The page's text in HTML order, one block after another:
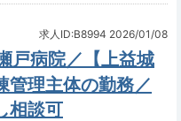
求人ID:B8994 2026/01/08
戸病院／【上益城
管理主体の勤務／
相談可